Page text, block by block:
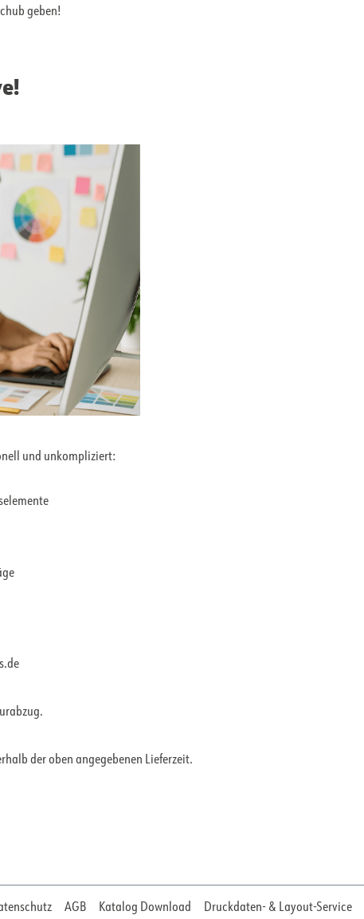
geben!
und unkompliziert:
der oben angegebenen Lieferzeit.
AGB Katalog Download Druckdaten- & Layout-Service